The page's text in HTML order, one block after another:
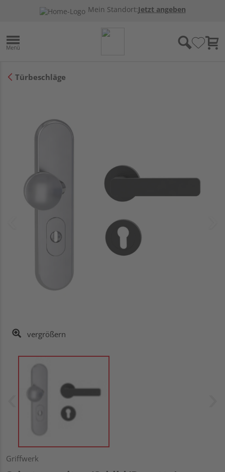
Mein Standort:Jetzt angeben
Türbeschläge
vergrößern
Griffwerk